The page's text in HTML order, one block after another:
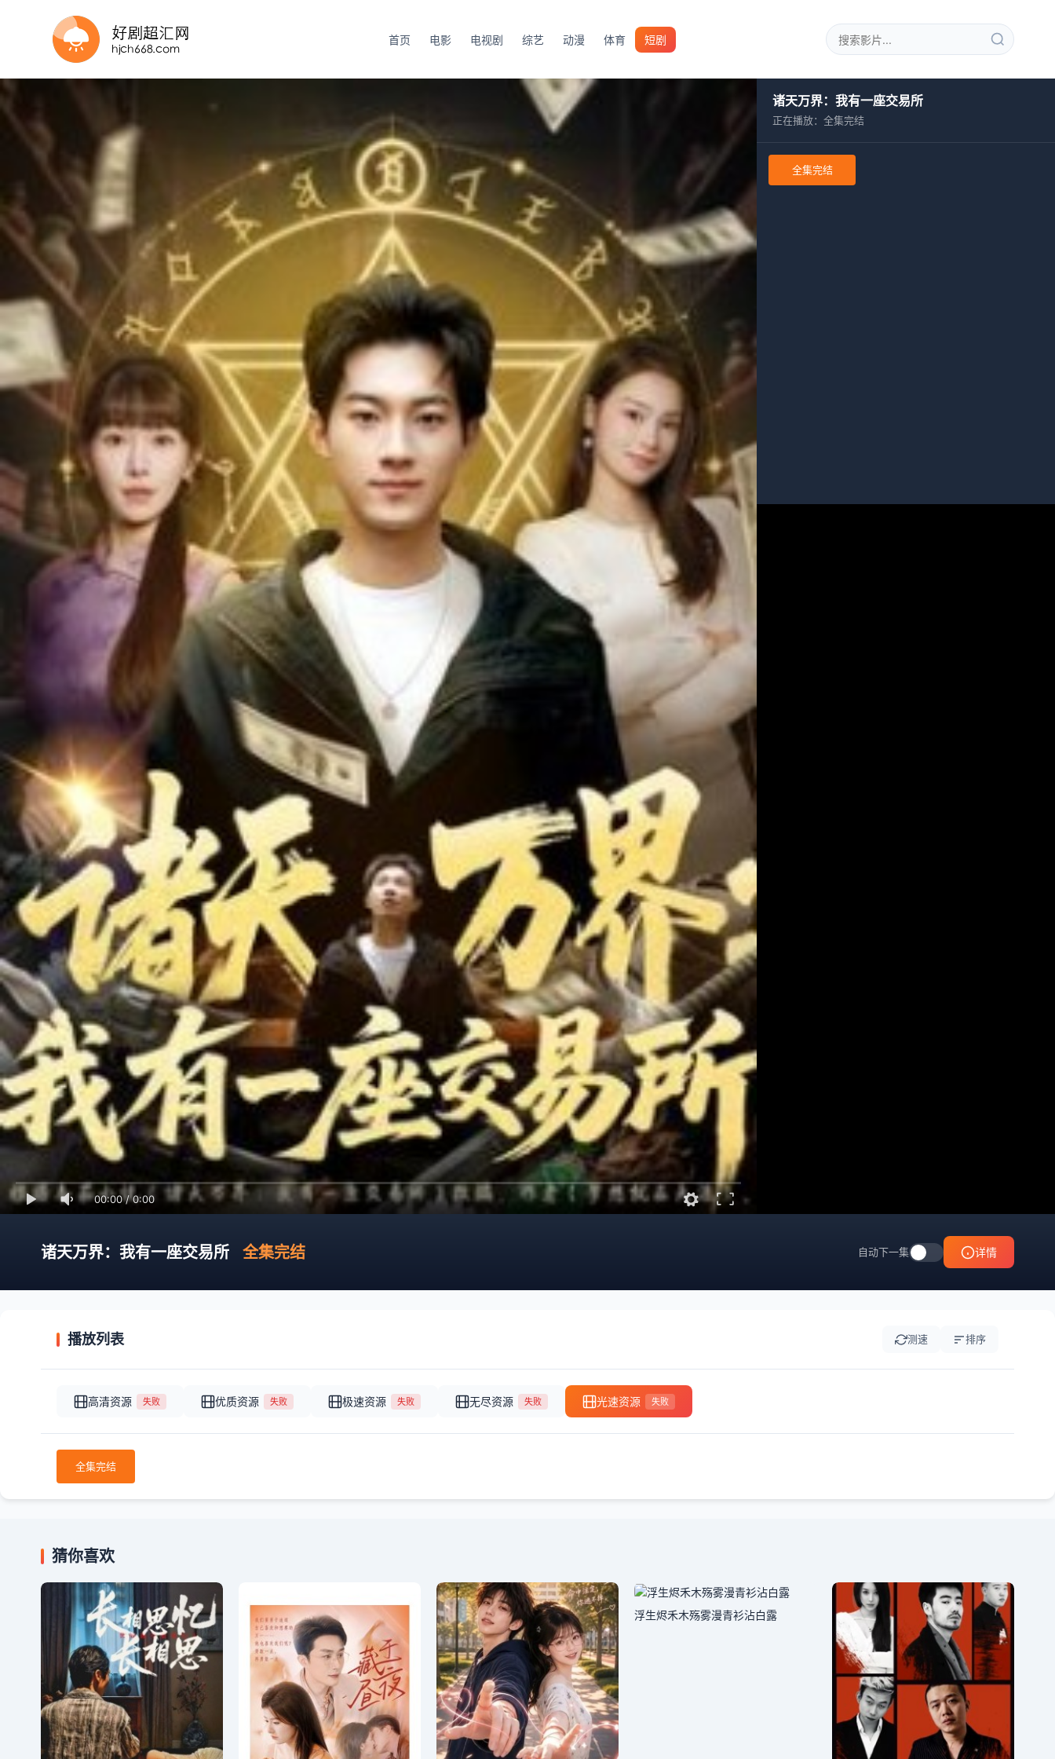
首页 电影 电视剧 综艺 动漫 体育 短剧
00:00/0:00
诸天万界：我有一座交易所
正在播放：全集完结
全集完结
诸天万界：我有一座交易所 全集完结 自动下一集 详情
播放列表 测速 排序
高清资源 失败 优质资源 失败 极速资源 失败 无尽资源 失败 光速资源 失败
全集完结
猜你喜欢
浮生烬禾木殇雾漫青衫沾白露
第61-88集完结